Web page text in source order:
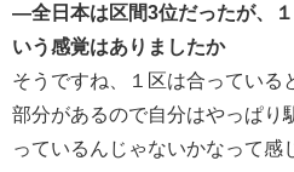
―全日本は区間3位だったが、
いう感覚はありましたか
そうですね、１区は合っている
部分があるので自分はやっぱり
っているんじゃないかなって感